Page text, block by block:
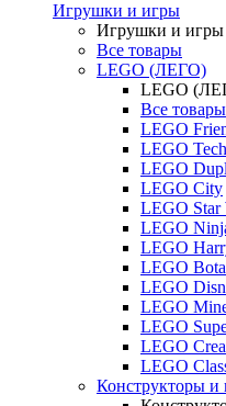
Игрушки и игры
Игрушки и игры
Все товары
LEGO (ЛЕГО)
LEGO
Все товары
LEGO
LEGO
LEGO
LEGO City
LEGO Star
LEGO
LEGO
LEGO
LEGO
LEGO
LEGO
LEGO
LEGO
Конструкторы и